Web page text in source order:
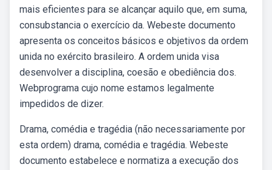
mais eficientes para se alcançar aquilo que, em suma,
consubstancia o exercício da. Webeste documento
apresenta os conceitos básicos e objetivos da ordem
unida no exército brasileiro. A ordem unida visa
desenvolver a disciplina, coesão e obediência dos.
Webprograma cujo nome estamos legalmente
impedidos de dizer.
Drama, comédia e tragédia (não necessariamente por
esta ordem) drama, comédia e tragédia. Webeste
documento estabelece e normatiza a execução dos